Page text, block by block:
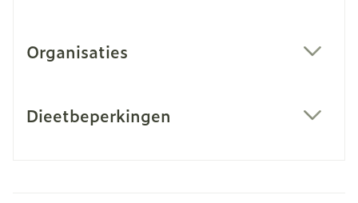
Organisaties
Dieetbeperkingen